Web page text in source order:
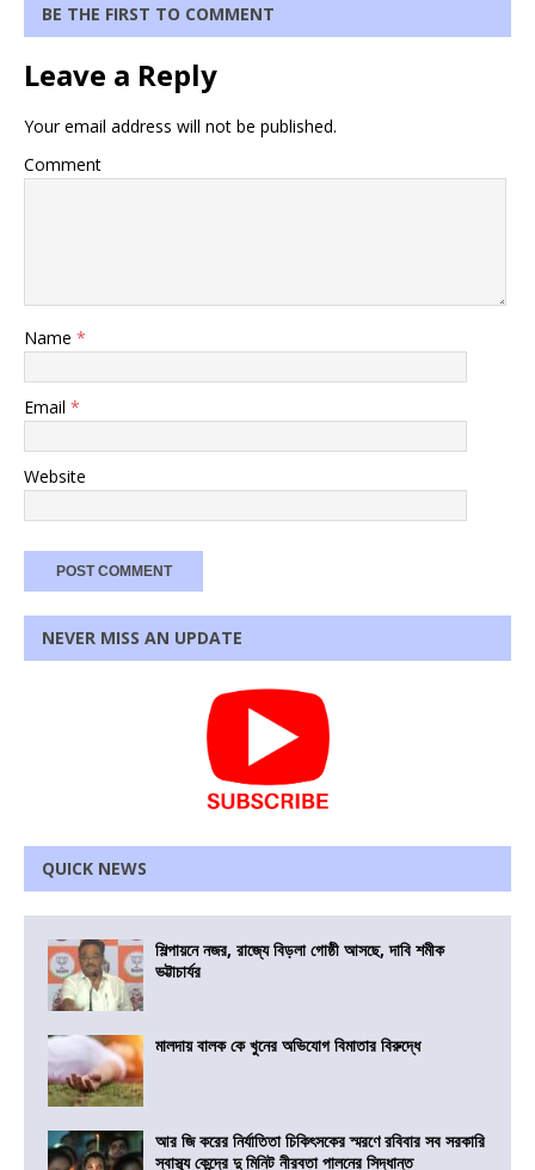
BE THE FIRST TO COMMENT
Leave a Reply
Your email address will not be published.
Comment
Name *
Email *
Website
NEVER MISS AN UPDATE
QUICK NEWS
শিল্পায়নে নজর, রাজ্যে বিড়লা গোষ্ঠী আসছে, দাবি শমীক
ভট্টাচার্যর
মালদায় বালক কে খুনের অভিযোগ বিমাতার বিরুদ্ধে
আর জি করের নির্যাতিতা চিকিৎসকের স্মরণে রবিবার সব সরকারি
স্বাস্থ্য কেন্দ্রে দু মিনিট নীরবতা পালনের সিদ্ধান্ত